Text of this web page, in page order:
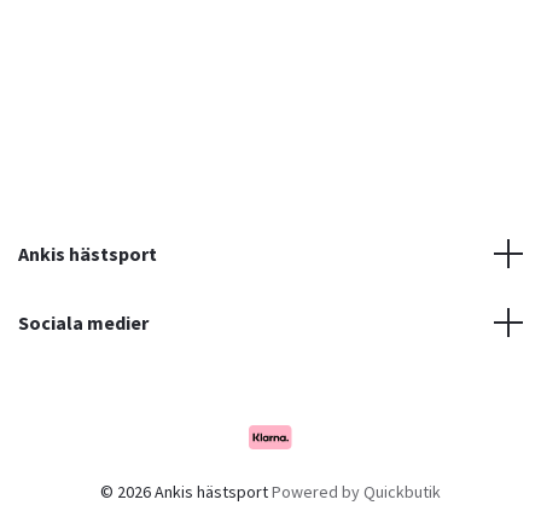
Ankis hästsport
Sociala medier
© 2026 Ankis hästsportPowered by Quickbutik